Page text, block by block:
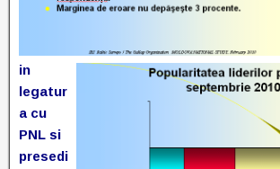
in
legatur
a cu
PNL si
presedi